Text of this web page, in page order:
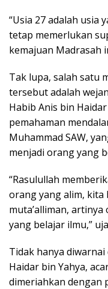
“Usia 27 adalah usia
tetap memerlukan
kemajuan Madrasah
Tak lupa, salah satu
tersebut adalah
Habib Anis bin
pemahaman
Muhammad SAW,
menjadi orang yang
“Rasulullah
orang yang alim, kita
muta’alliman,
yang belajar ilmu,”
Tidak hanya
Haidar bin Yahya,
dimeriahkan dengan